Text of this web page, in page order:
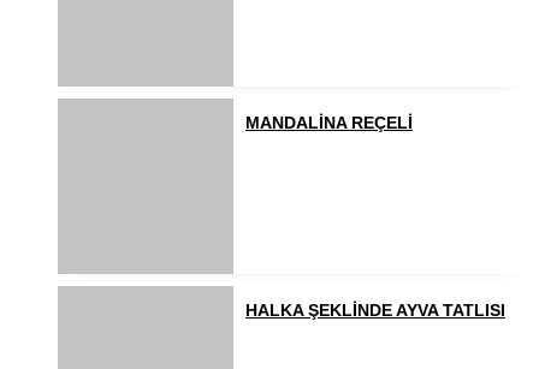
MANDALİNA REÇELİ
HALKA ŞEKLİNDE AYVA TATLISI